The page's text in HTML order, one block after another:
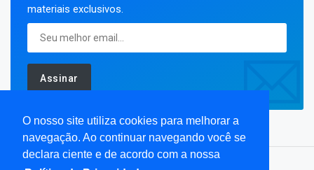
O nosso site utiliza cookies para melhorar a
navegação. Ao continuar navegando você se
declara ciente e de acordo com a nossa
materiais exclusivos.
Assinar